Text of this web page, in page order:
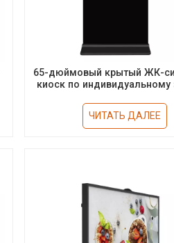
65-дюймовый крытый ЖК-
киоск по индивидуальному
ЧИТАТЬ ДАЛЕЕ